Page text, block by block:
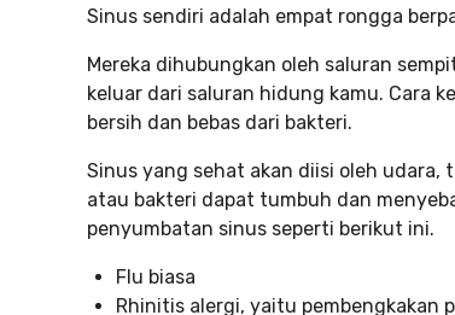
Sinus sendiri adalah empat rongga
Mereka dihubungkan oleh saluran
keluar dari saluran hidung kamu. Cara
bersih dan bebas dari bakteri.
Sinus yang sehat akan diisi oleh udara,
atau bakteri dapat tumbuh dan
penyumbatan sinus seperti berikut ini.
Flu biasa
Rhinitis alergi, yaitu pembengkakan